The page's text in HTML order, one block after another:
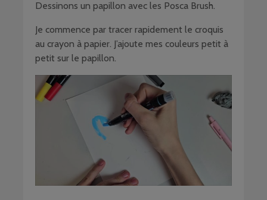
Dessinons un papillon avec les Posca Brush.
Je commence par tracer rapidement le croquis
au crayon à papier. J’ajoute mes couleurs petit à
petit sur le papillon.